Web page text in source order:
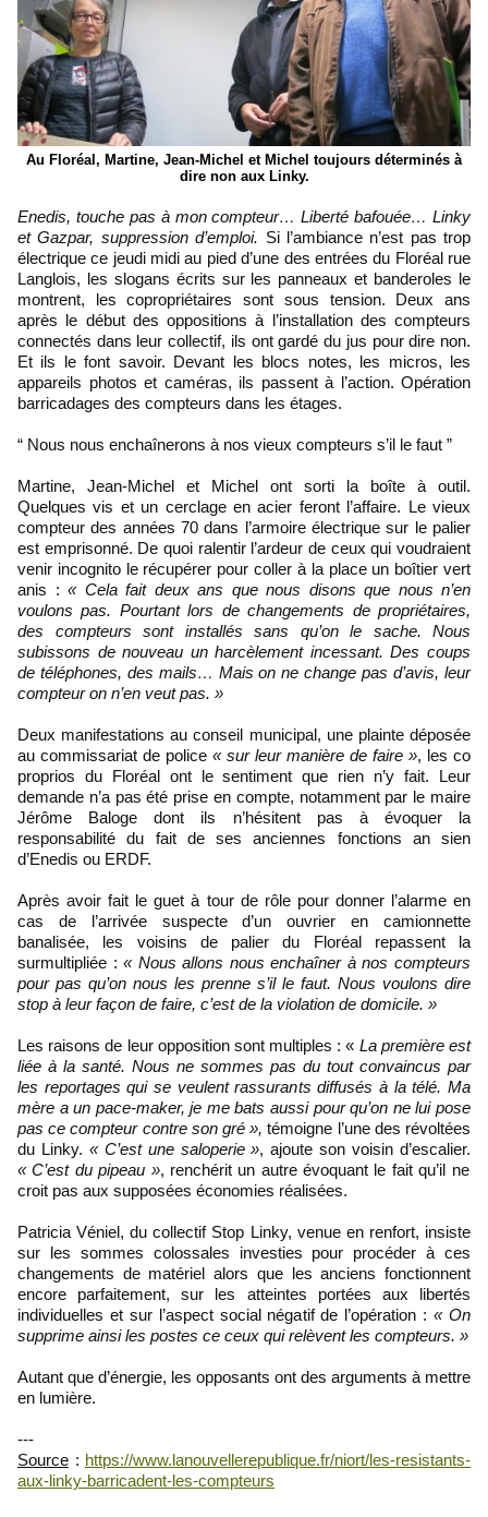
Au Floréal, Martine, Jean-Michel et Michel toujours déterminés à
dire non aux Linky.
Enedis, touche pas à mon compteur… Liberté bafouée… Linky
et Gazpar, suppression d’emploi. Si l’ambiance n’est pas trop
électrique ce jeudi midi au pied d’une des entrées du Floréal rue
Langlois, les slogans écrits sur les panneaux et banderoles le
montrent, les copropriétaires sont sous tension. Deux ans
après le début des oppositions à l’installation des compteurs
connectés dans leur collectif, ils ont gardé du jus pour dire non.
Et ils le font savoir. Devant les blocs notes, les micros, les
appareils photos et caméras, ils passent à l’action. Opération
barricadages des compteurs dans les étages.
“ Nous nous enchaînerons à nos vieux compteurs s’il le faut ”
Martine, Jean-Michel et Michel ont sorti la boîte à outil.
Quelques vis et un cerclage en acier feront l’affaire. Le vieux
compteur des années 70 dans l’armoire électrique sur le palier
est emprisonné. De quoi ralentir l’ardeur de ceux qui voudraient
venir incognito le récupérer pour coller à la place un boîtier vert
anis : « Cela fait deux ans que nous disons que nous n’en
voulons pas. Pourtant lors de changements de propriétaires,
des compteurs sont installés sans qu’on le sache. Nous
subissons de nouveau un harcèlement incessant. Des coups
de téléphones, des mails… Mais on ne change pas d’avis, leur
compteur on n’en veut pas. »
Deux manifestations au conseil municipal, une plainte déposée
au commissariat de police « sur leur manière de faire », les co
proprios du Floréal ont le sentiment que rien n’y fait. Leur
demande n’a pas été prise en compte, notamment par le maire
Jérôme Baloge dont ils n’hésitent pas à évoquer la
responsabilité du fait de ses anciennes fonctions an sien
d’Enedis ou ERDF.
Après avoir fait le guet à tour de rôle pour donner l’alarme en
cas de l’arrivée suspecte d’un ouvrier en camionnette
banalisée, les voisins de palier du Floréal repassent la
surmultipliée :« Nous allons nous enchaîner à nos compteurs
pour pas qu’on nous les prenne s’il le faut. Nous voulons dire
stop à leur façon de faire, c’est de la violation de domicile. »
Les raisons de leur opposition sont multiples : « La première est
liée à la santé. Nous ne sommes pas du tout convaincus par
les reportages qui se veulent rassurants diffusés à la télé. Ma
mère a un pace-maker, je me bats aussi pour qu’on ne lui pose
pas ce compteur contre son gré », témoigne l’une des révoltées
du Linky. « C’est une saloperie », ajoute son voisin d’escalier.
« C’est du pipeau », renchérit un autre évoquant le fait qu’il ne
croit pas aux supposées économies réalisées.
Patricia Véniel, du collectif Stop Linky, venue en renfort, insiste
sur les sommes colossales investies pour procéder à ces
changements de matériel alors que les anciens fonctionnent
encore parfaitement, sur les atteintes portées aux libertés
individuelles et sur l’aspect social négatif de l’opération :« On
supprime ainsi les postes ce ceux qui relèvent les compteurs. »
Autant que d’énergie, les opposants ont des arguments à mettre
en lumière.
---
Source : https://www.lanouvellerepublique.fr/niort/les-resistants-
aux-linky-barricadent-les-compteurs